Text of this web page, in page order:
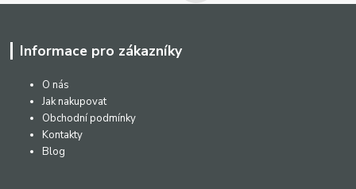
Informace pro zákazníky
O nás
Jak nakupovat
Obchodní podmínky
Kontakty
Blog